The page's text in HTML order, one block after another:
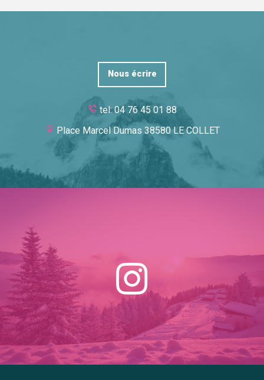
Nous écrire
tel: 04 76 45 01 88
Place Marcel Dumas 38580 LE COLLET